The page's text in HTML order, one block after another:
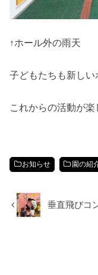
↑ホール外の雨天
子どもたちも新し
これからの活動が楽
お知らせ 園の紹
垂直飛びコ